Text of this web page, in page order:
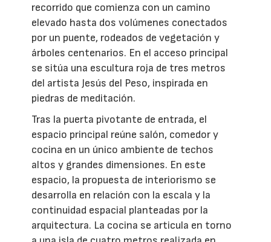
recorrido que comienza con un camino
elevado hasta dos volúmenes conectados
por un puente, rodeados de vegetación y
árboles centenarios. En el acceso principal
se sitúa una escultura roja de tres metros
del artista Jesús del Peso, inspirada en
piedras de meditación.
Tras la puerta pivotante de entrada, el
espacio principal reúne salón, comedor y
cocina en un único ambiente de techos
altos y grandes dimensiones. En este
espacio, la propuesta de interiorismo se
desarrolla en relación con la escala y la
continuidad espacial planteadas por la
arquitectura. La cocina se articula en torno